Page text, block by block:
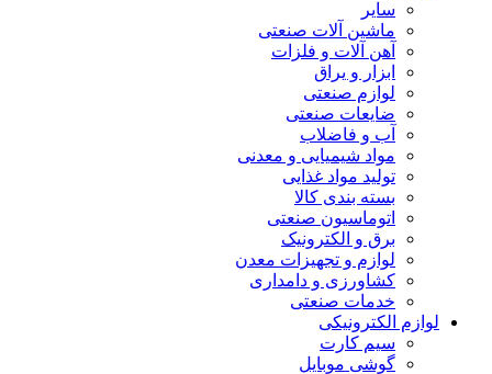
سایر
ماشین آلات صنعتی
آهن آلات و فلزات
ابزار و یراق
لوازم صنعتی
ضایعات صنعتی
آب و فاضلاب
مواد شیمیایی و معدنی
تولید مواد غذایی
بسته بندی کالا
اتوماسیون صنعتی
برق و الکترونیک
لوازم و تجهیزات معدن
کشاورزی و دامداری
خدمات صنعتی
لوازم الکترونیکی
سیم کارت
گوشی موبایل